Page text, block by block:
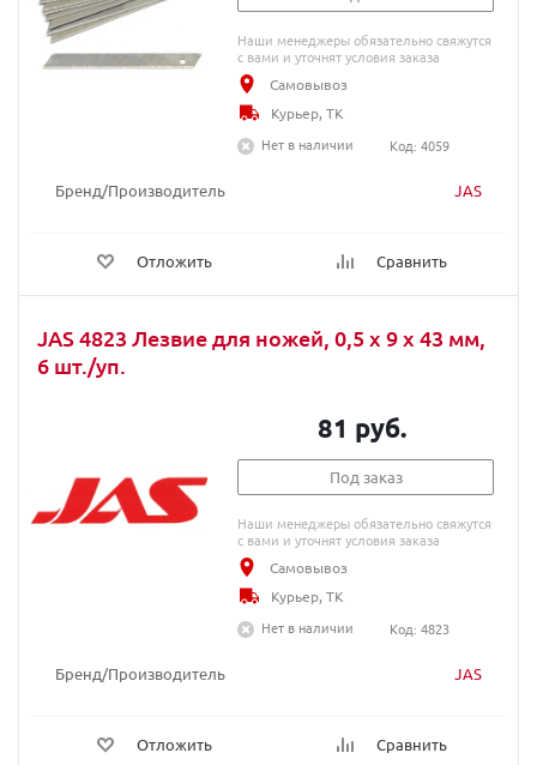
Бренд/Производитель JAS
Отложить Сравнить
Наши менеджеры обязательно свяжутся
с вами и уточнят условия заказа
Самовывоз
Курьер, ТК
Нет в наличии
Код: 4059
JAS 4823 Лезвие для ножей, 0,5 х 9 х 43 мм,
6 шт./уп.
Бренд/Производитель JAS
Отложить Сравнить
81 руб.
Под заказ
Наши менеджеры обязательно свяжутся
с вами и уточнят условия заказа
Самовывоз
Курьер, ТК
Нет в наличии
Код: 4823